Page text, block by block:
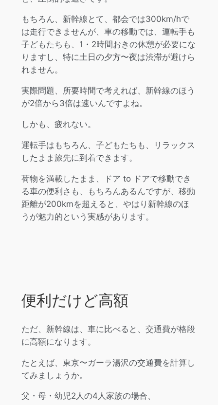
もちろん、新幹線とて、都会では300km/hで
は走行できませんが、車の移動では、運転手も
子どもたちも、1・2時間おきの休憩が必要にな
りますし、特に土日の夕方〜夜は渋滞が避けら
れません。
実際問題、所要時間で考えれば、新幹線のほう
が2倍から3倍は速いんですよね。
しかも、疲れない。
運転手はもちろん、子どもたちも、リラックス
したまま旅先に到着できます。
荷物を満載したまま、ドア to ドアで移動でき
る車の便利さも、もちろんあるんですが、移動
距離が200kmを超えると、やはり新幹線のほ
うが魅力的という実感があります。
便利だけど高額
ただ、新幹線は、車に比べると、交通費が格段
に高額になります。
たとえば、東京〜ガーラ湯沢の交通費を計算し
てみましょうか。
父・母・幼児2人の4人家族の場合、